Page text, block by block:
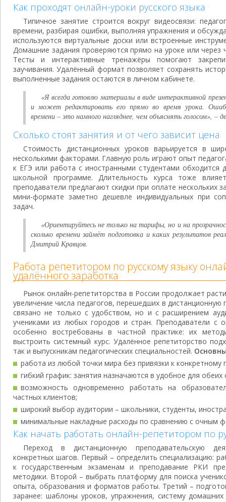
Как проходят онлайн-уроки русского языка
Типичное занятие строится вокруг видеосвязи:
времени, разбирая ошибки, выполняя упражнения и
используются виртуальные доски или встроенные
Домашние задания проверяются прямо на уроке или через
Тесты и интерактивные тренажёры помогают
заучивания. Удалённый формат позволяет сохранять
выполненные задания остаются в личном кабинете.
«Я всегда готовлю материалы в виде интерактивной
и может редактировать его прямо во время урока.
времени – это намного нагляднее, чем объяснять голосом», –
Сколько стоят занятия и от чего зависит цена
Стоимость дистанционных уроков варьируется в
несколькими факторами. Главную роль играют опыт
к ЕГЭ или работа с иностранными студентами
школьной программе. Длительность курса тоже
преподаватели предлагают скидки при оплате нескольких
мини-формате заметно дешевле индивидуальных при
задач.
«Ориентируйтесь не только на тарифы, но и на
сколько времени займёт подготовка и каких результатов
Дмитрий Кравцов.
Работа репетитором по русскому языку
удалённого заработка
Рынок онлайн-репетиторства в России продолжает
увеличение числа педагогов, перешедших в дистанционную
связано не только с удобством, но и с расширением
учениками из любых городов и стран. Преподаватели
особенно востребованы в частной практике: их
выстроить системный курс. Удалённое репетиторство
так и выпускникам педагогических специальностей.
работа из любой точки мира без привязки к конкретному
гибкий график: занятия назначаются в удобное для обеих
возможность одновременно работать на
частных клиентов;
широкий выбор аудитории – школьники, студенты,
минимальные накладные расходы по сравнению с очным
Как начать работать онлайн-репетитором по
Переход в дистанционную преподавательскую
конкретных шагов. Первый – определить специализацию:
к государственным экзаменам и преподавание РКИ
методики. Второй – выбрать платформу для поиска
опыта, образования и форматов работы. Третий –
заранее: шаблоны уроков, упражнения, систему